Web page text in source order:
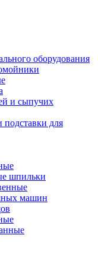
оборудования
и сыпучих
для
шпильки
машин